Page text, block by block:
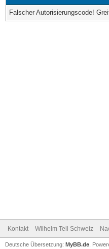
Falscher Autorisierungscode!
Kontakt Wilhelm Tell Schweiz
Deutsche Übersetzung: MyBB.de ,